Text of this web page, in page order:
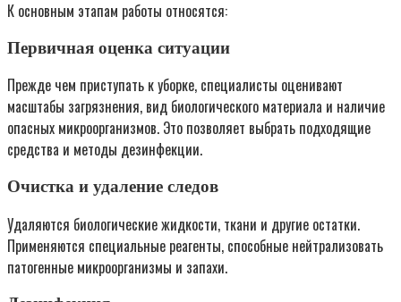
К основным этапам работы относятся:
Первичная оценка ситуации
Прежде чем приступать к уборке, специалисты оценивают
масштабы загрязнения, вид биологического материала и наличие
опасных микроорганизмов. Это позволяет выбрать подходящие
средства и методы дезинфекции.
Очистка и удаление следов
Удаляются биологические жидкости, ткани и другие остатки.
Применяются специальные реагенты, способные нейтрализовать
патогенные микроорганизмы и запахи.